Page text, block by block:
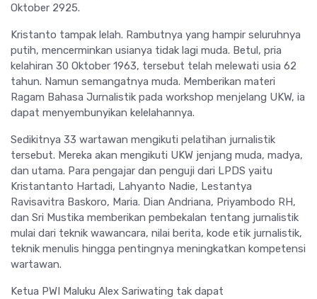
Oktober 2925.
Kristanto tampak lelah. Rambutnya yang hampir seluruhnya
putih, mencerminkan usianya tidak lagi muda. Betul, pria
kelahiran 30 Oktober 1963, tersebut telah melewati usia 62
tahun. Namun semangatnya muda. Memberikan materi
Ragam Bahasa Jurnalistik pada workshop menjelang UKW, ia
dapat menyembunyikan kelelahannya.
Sedikitnya 33 wartawan mengikuti pelatihan jurnalistik
tersebut. Mereka akan mengikuti UKW jenjang muda, madya,
dan utama. Para pengajar dan penguji dari LPDS yaitu
Kristantanto Hartadi, Lahyanto Nadie, Lestantya
Ravisavitra Baskoro, Maria. Dian Andriana, Priyambodo RH,
dan Sri Mustika memberikan pembekalan tentang jurnalistik
mulai dari teknik wawancara, nilai berita, kode etik jurnalistik,
teknik menulis hingga pentingnya meningkatkan kompetensi
wartawan.
Ketua PWI Maluku Alex Sariwating tak dapat